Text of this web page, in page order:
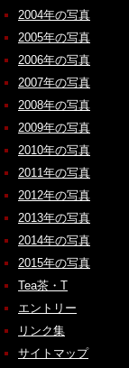
2004年の写真
2005年の写真
2006年の写真
2007年の写真
2008年の写真
2009年の写真
2010年の写真
2011年の写真
2012年の写真
2013年の写真
2014年の写真
2015年の写真
Tea茶・T
エントリー
リンク集
サイトマップ